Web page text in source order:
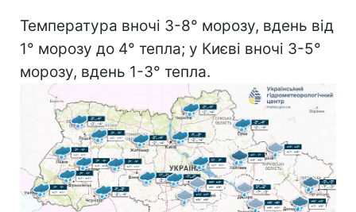
Температура вночі 3-8° морозу, вдень від
1° морозу до 4° тепла; у Києві вночі 3-5°
морозу, вдень 1-3° тепла.